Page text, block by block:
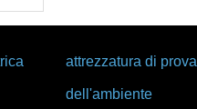
attrezzatura di prova
dell'ambiente